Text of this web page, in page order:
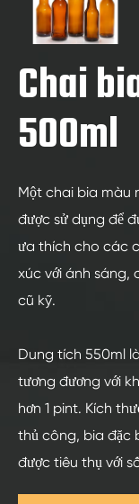
Chai
500ml
Một chai bia màu
được sử dụng để
ưa thích cho các
xúc với ánh sáng,
cũ kỹ.
Dung tích 550ml
tương đương với
hơn 1 pint. Kích
thủ công, bia đặc
được tiêu thụ với